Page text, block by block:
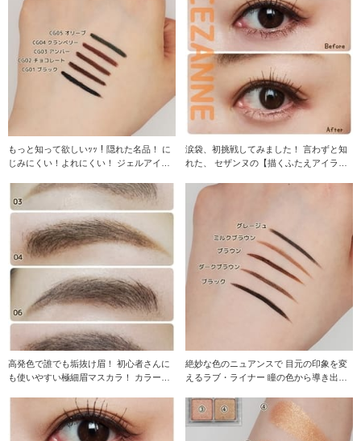
もっと知って欲しいｯｯ！隠れた名品！ に
じみにくい！よれにくい！ ジェルアイラ
涙袋、初挑戦してみました！ 言わずと知
れた、 セザンヌの【描くふたえアイライ
高発色で誰でも垢抜け眉！ 初心者さんに
も使いやすい極細眉マスカラ！ カラーバ
絶妙な色のニュアンスで 目元の印象を変
えるラブ・ライナー 瞳の色から導き出さ